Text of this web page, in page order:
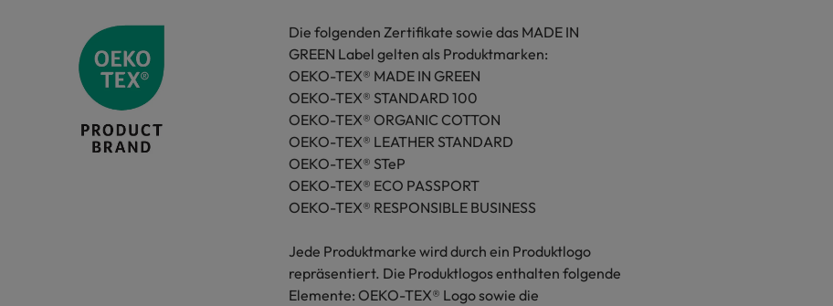
Die folgenden Zertifikate sowie das MADE IN
GREEN Label gelten als Produktmarken:
OEKO-TEX® MADE IN GREEN
OEKO-TEX® STANDARD 100
OEKO-TEX® ORGANIC COTTON
OEKO-TEX® LEATHER STANDARD
OEKO-TEX® STeP
OEKO-TEX® ECO PASSPORT
OEKO-TEX® RESPONSIBLE BUSINESS
Jede Produktmarke wird durch ein Produktlogo
repräsentiert. Die Produktlogos enthalten folgende
Elemente: OEKO-TEX® Logo sowie die